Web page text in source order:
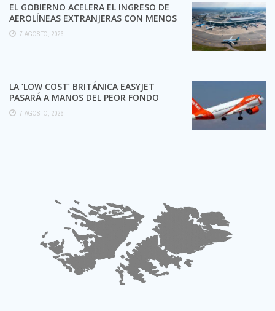
EL GOBIERNO ACELERA EL INGRESO DE
AEROLÍNEAS EXTRANJERAS CON MENOS
TRÁMITES
7 AGOSTO, 2026
LA ‘LOW COST’ BRITÁNICA EASYJET
PASARÁ A MANOS DEL PEOR FONDO
POSIBLE:
7 AGOSTO, 2026